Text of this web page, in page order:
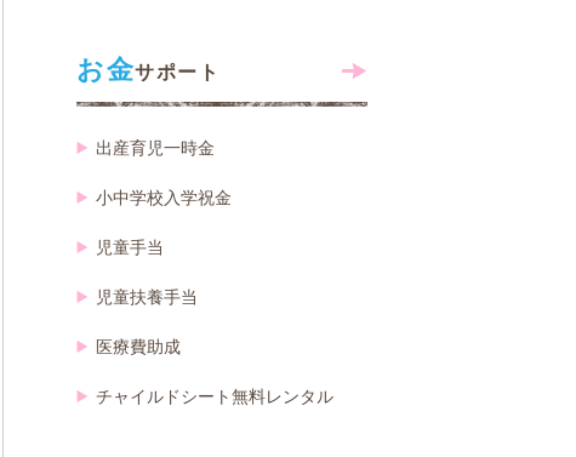
お金サポート
出産育児一時金
小中学校入学祝金
児童手当
児童扶養手当
医療費助成
チャイルドシート無料レンタル